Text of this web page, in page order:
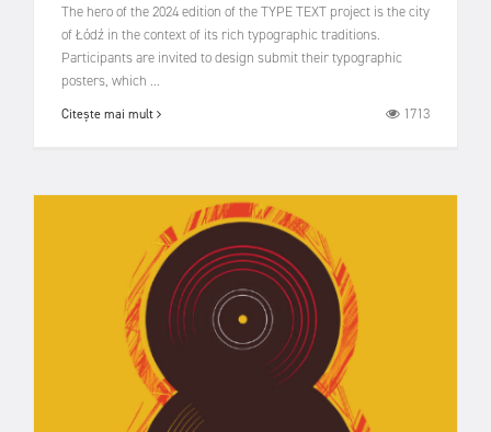
The hero of the 2024 edition of the TYPE TEXT project is the city
of Łódź in the context of its rich typographic traditions.
Participants are invited to design submit their typographic
posters, which ...
Citește mai mult 1713